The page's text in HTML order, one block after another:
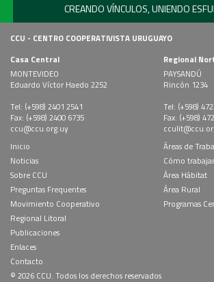
CREANDO VÍNCULOS, UNIENDO
CCU - CENTRO COOPERATIVISTA URUGUAYO
Casa Central
MONTEVIDEO
Eduardo Víctor Haedo 2252
Tel: (+598) 2401 2541
Fax: (+598) 2400 6735
ccu@ccu.org.uy
Regional
PAYSANDÚ
Rincón 1234
Tel: (+598)
Fax: (+598)
Inicio
Noticias
Sobre CCU
Preguntas Frequentes
Movimiento Cooperativo
Áreas de
Cómo
Área Hábitat
Área Rural
Programas
Regional Litoral
Publicaciones
Enlaces
Contacto
© 2026 CCU. Todos los derechos reservados